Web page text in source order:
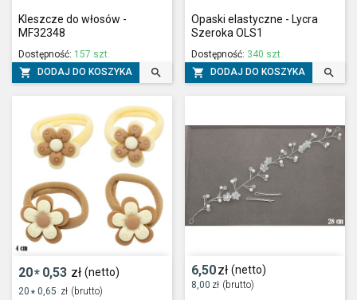
Kleszcze do włosów -
MF32348
Dostępność: 157 szt.
 DODAJ DO KOSZYKA 
Opaski elastyczne - Lycra
Szeroka OLS1
Dostępność: 340 szt.
 DODAJ DO KOSZYKA 
20* 0,53 zł (netto)
20 * 0,65 zł (brutto)
6,50zł (netto)
8,00 zł (brutto)